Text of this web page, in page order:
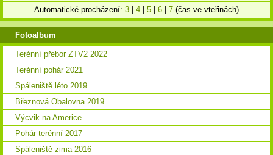
Automatické procházení: 3 4 5 6 7 (čas ve vteřinách)
Fotoalbum
Terénní přebor ZTV2 2022
Terénní pohár 2021
Spáleniště léto 2019
Březnová Obalovna 2019
Výcvik na Americe
Pohár terénní 2017
Spáleniště zima 2016